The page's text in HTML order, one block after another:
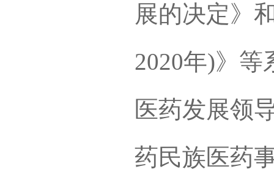
展的决定》
2020年)》
医药发展领
药民族医药